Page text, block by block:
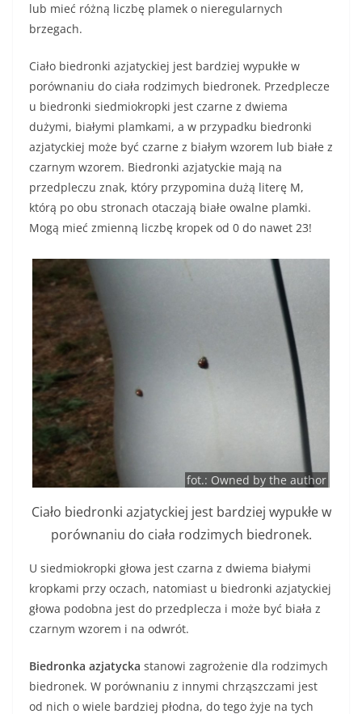
lub mieć różną liczbę plamek o nieregularnych
brzegach.
Ciało biedronki azjatyckiej jest bardziej wypukłe w
porównaniu do ciała rodzimych biedronek. Przedplecze
u biedronki siedmiokropki jest czarne z dwiema
dużymi, białymi plamkami, a w przypadku biedronki
azjatyckiej może być czarne z białym wzorem lub białe z
czarnym wzorem. Biedronki azjatyckie mają na
przedpleczu znak, który przypomina dużą literę Μ,
którą po obu stronach otaczają białe owalne plamki.
Mogą mieć zmienną liczbę kropek od 0 do nawet 23!
fot.: Owned by the author
Ciało biedronki azjatyckiej jest bardziej wypukłe w
porównaniu do ciała rodzimych biedronek.
U siedmiokropki głowa jest czarna z dwiema białymi
kropkami przy oczach, natomiast u biedronki azjatyckiej
głowa podobna jest do przedplecza i może być biała z
czarnym wzorem i na odwrót.
Biedronka azjatycka stanowi zagrożenie dla rodzimych
biedronek. W porównaniu z innymi chrząszczami jest
od nich o wiele bardziej płodna, do tego żyje na tych